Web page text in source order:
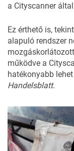
a Cityscanner
Ez érthető is,
alapuló rendszer
működve a
hatékonyabb
Handelsblatt.